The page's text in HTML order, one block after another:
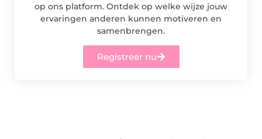
op ons platform. Ontdek op welke wijze jouw
ervaringen anderen kunnen motiveren en
samenbrengen.
Registreer nu